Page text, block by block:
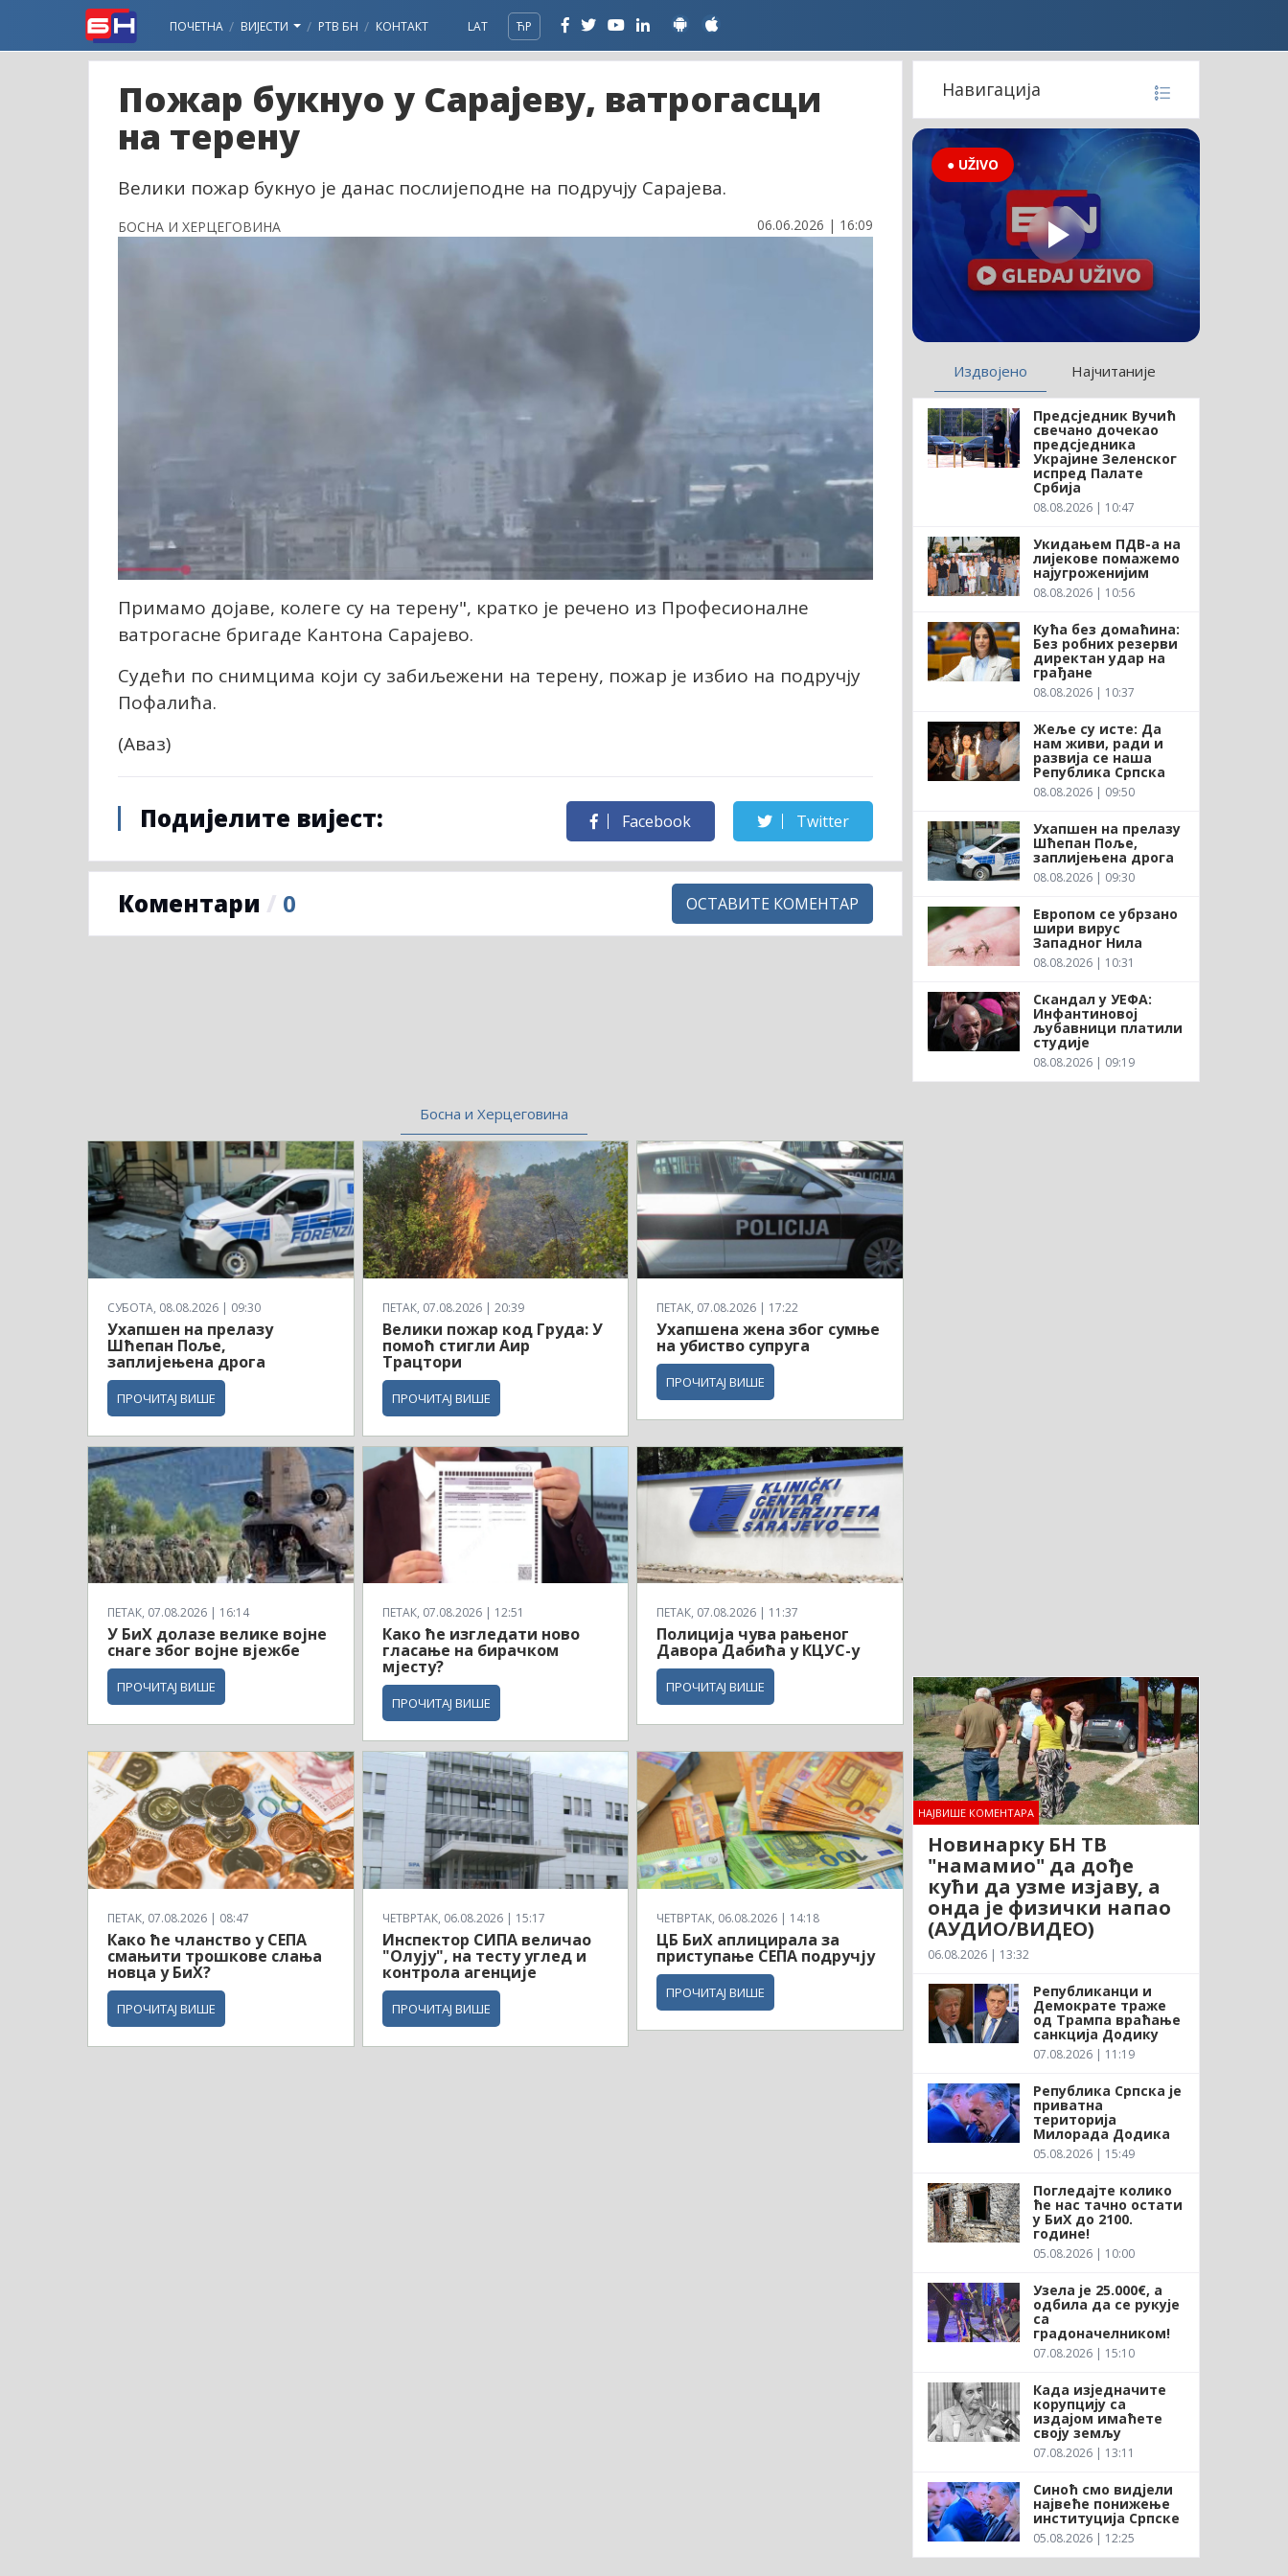
ПОЧЕТНА ВИЈЕСТИ РТВ БН КОНТАКТ LAT ЋР
Пожар букнуо у Сарајеву, ватрогасци
на терену
Велики пожар букнуо је данас послијеподне на подручју Сарајева.
БОСНА И ХЕРЦЕГОВИНА 06.06.2026 | 16:09
Примамо дојаве, колеге су на терену", кратко је речено из Професионалне
ватрогасне бригаде Кантона Сарајево.
Судећи по снимцима који су забиљежени на терену, пожар је избио на подручју
Пофалића.
(Аваз)
Подијелите вијест: Facebook Twitter
Коментари / 0 ОСТАВИТЕ КОМЕНТАР
Босна и Херцеговина
СУБОТА, 08.08.2026 | 09:30
Ухапшен на прелазу
Шћепан Поље,
заплијењена дрога
ПРОЧИТАЈ ВИШЕ
ПЕТАК, 07.08.2026 | 20:39
Велики пожар код Груда: У
помоћ стигли Аир
Трацтори
ПРОЧИТАЈ ВИШЕ
ПЕТАК, 07.08.2026 | 17:22
Ухапшена жена због сумње
на убиство супруга
ПРОЧИТАЈ ВИШЕ
ПЕТАК, 07.08.2026 | 16:14
У БиХ долазе велике војне
снаге због војне вјежбе
ПРОЧИТАЈ ВИШЕ
ПЕТАК, 07.08.2026 | 12:51
Како ће изгледати ново
гласање на бирачком
мјесту?
ПРОЧИТАЈ ВИШЕ
ПЕТАК, 07.08.2026 | 11:37
Полиција чува рањеног
Давора Дабића у КЦУС-у
ПРОЧИТАЈ ВИШЕ
ПЕТАК, 07.08.2026 | 08:47
Како ће чланство у СЕПА
смањити трошкове слања
новца у БиХ?
ПРОЧИТАЈ ВИШЕ
ЧЕТВРТАК, 06.08.2026 | 15:17
Инспектор СИПА величао
"Олују", на тесту углед и
контрола агенције
ПРОЧИТАЈ ВИШЕ
ЧЕТВРТАК, 06.08.2026 | 14:18
ЦБ БиХ аплицирала за
приступање СЕПА подручју
ПРОЧИТАЈ ВИШЕ
Навигација
● UŽIVO
Издвојено Најчитаније
Предсједник Вучић
свечано дочекао
предсједника
Украјине Зеленског
испред Палате
Србија
08.08.2026 | 10:47
Укидањем ПДВ-а на
лијекове помажемо
најугроженијим
08.08.2026 | 10:56
Кућа без домаћина:
Без робних резерви
директан удар на
грађане
08.08.2026 | 10:37
Жеље су исте: Да
нам живи, ради и
развија се наша
Република Српска
08.08.2026 | 09:50
Ухапшен на прелазу
Шћепан Поље,
заплијењена дрога
08.08.2026 | 09:30
Европом се убрзано
шири вирус
Западног Нила
08.08.2026 | 10:31
Скандал у УЕФА:
Инфантиновој
љубавници платили
студије
08.08.2026 | 09:19
НАЈВИШЕ КОМЕНТАРА
Новинарку БН ТВ
"намамио" да дође
кући да узме изјаву, а
онда је физички напао
(АУДИО/ВИДЕО)
06.08.2026 | 13:32
Републиканци и
Демократе траже
од Трампа враћање
санкција Додику
07.08.2026 | 11:19
Република Српска је
приватна
територија
Милорада Додика
05.08.2026 | 15:49
Погледајте колико
ће нас тачно остати
у БиХ до 2100.
године!
05.08.2026 | 10:00
Узела је 25.000€, а
одбила да се рукује
са
градоначелником!
07.08.2026 | 15:10
Када изједначите
корупцију са
издајом имаћете
своју земљу
07.08.2026 | 13:11
Синоћ смо видјели
највеће понижење
институција Српске
05.08.2026 | 12:25